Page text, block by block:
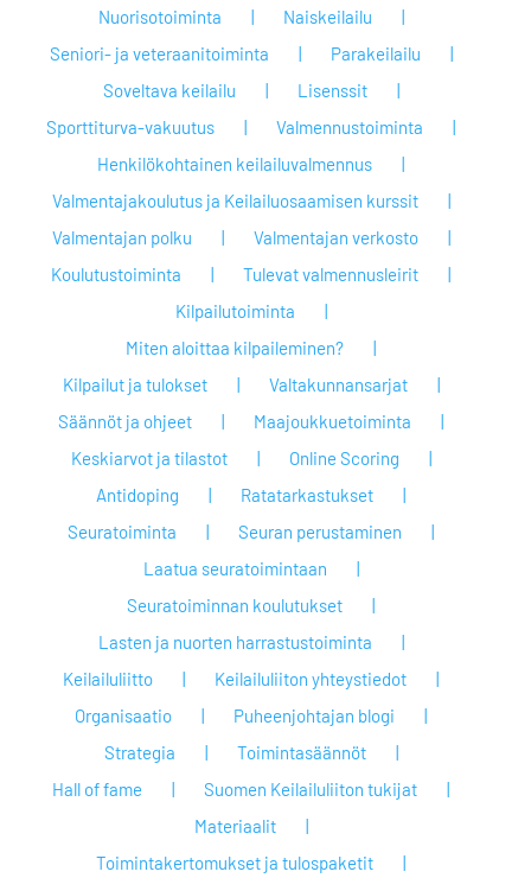
Nuorisotoiminta
Naiskeilailu
Seniori- ja veteraanitoiminta
Parakeilailu
Soveltava keilailu
Lisenssit
Sporttiturva-vakuutus
Valmennustoiminta
Henkilökohtainen keilailuvalmennus
Valmentajakoulutus ja Keilailuosaamisen kurssit
Valmentajan polku
Valmentajan verkosto
Koulutustoiminta
Tulevat valmennusleirit
Kilpailutoiminta
Miten aloittaa kilpaileminen?
Kilpailut ja tulokset
Valtakunnansarjat
Säännöt ja ohjeet
Maajoukkuetoiminta
Keskiarvot ja tilastot
Online Scoring
Antidoping
Ratatarkastukset
Seuratoiminta
Seuran perustaminen
Laatua seuratoimintaan
Seuratoiminnan koulutukset
Lasten ja nuorten harrastustoiminta
Keilailuliitto
Keilailuliiton yhteystiedot
Organisaatio
Puheenjohtajan blogi
Strategia
Toimintasäännöt
Hall of fame
Suomen Keilailuliiton tukijat
Materiaalit
Toimintakertomukset ja tulospaketit